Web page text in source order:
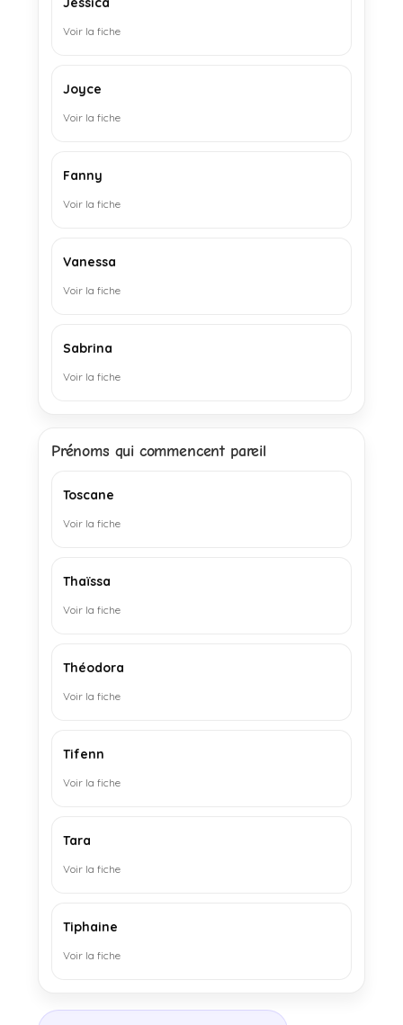
Voir la fiche
Joyce
Voir la fiche
Fanny
Voir la fiche
Vanessa
Voir la fiche
Sabrina
Voir la fiche
Prénoms qui commencent pareil
Toscane
Voir la fiche
Thaïssa
Voir la fiche
Théodora
Voir la fiche
Tifenn
Voir la fiche
Tara
Voir la fiche
Tiphaine
Voir la fiche